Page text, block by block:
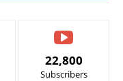
22,800
Subscribers